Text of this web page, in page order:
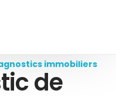
immobiliers
de